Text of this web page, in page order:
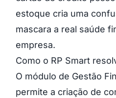
estoque cria uma
mascara a real saúde
empresa.
Como o RP Smart
O módulo de Gestão
permite a criação de